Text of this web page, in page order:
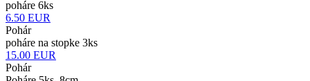
poháre 6ks
6.50 EUR
Pohár
poháre na stopke 3ks
15.00 EUR
Pohár